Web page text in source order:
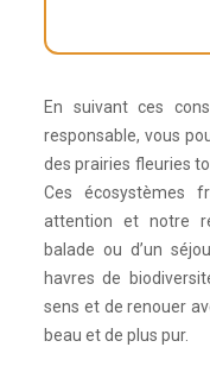
En suivant ces
responsable, vous
des prairies fleuries
Ces écosystèmes
attention et notre
balade ou d’un
havres de
sens et de renouer
beau et de plus pur.